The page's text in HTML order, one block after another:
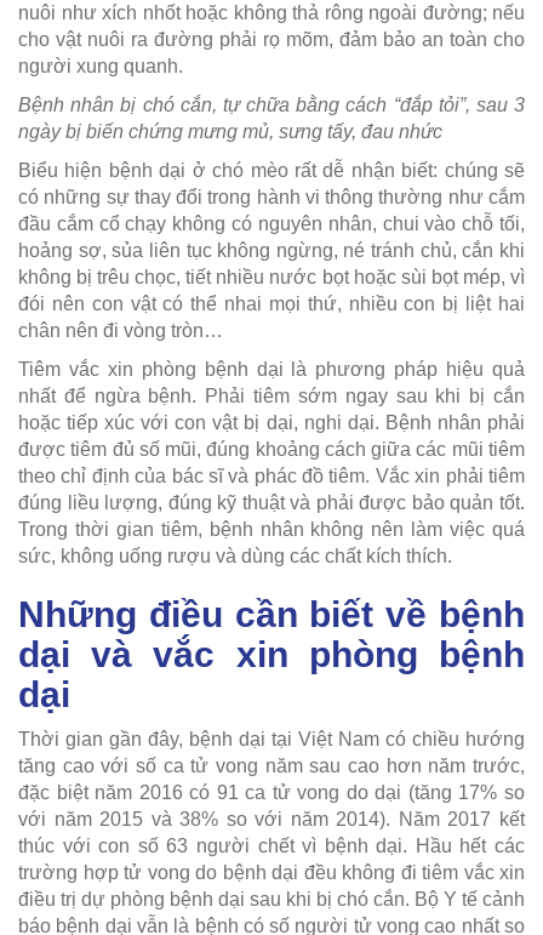
nuôi như xích nhốt hoặc không thả rông ngoài đường; nếu
cho vật nuôi ra đường phải rọ mõm, đảm bảo an toàn cho
người xung quanh.
Bệnh nhân bị chó cắn, tự chữa bằng cách “đắp tỏi”, sau 3
ngày bị biến chứng mưng mủ, sưng tấy, đau nhức
Biểu hiện bệnh dại ở chó mèo rất dễ nhận biết: chúng sẽ
có những sự thay đổi trong hành vi thông thường như cắm
đầu cắm cổ chạy không có nguyên nhân, chui vào chỗ tối,
hoảng sợ, sủa liên tục không ngừng, né tránh chủ, cắn khi
không bị trêu chọc, tiết nhiều nước bọt hoặc sùi bọt mép, vì
đói nên con vật có thể nhai mọi thứ, nhiều con bị liệt hai
chân nên đi vòng tròn…
Tiêm vắc xin phòng bệnh dại là phương pháp hiệu quả
nhất để ngừa bệnh. Phải tiêm sớm ngay sau khi bị cắn
hoặc tiếp xúc với con vật bị dại, nghi dại. Bệnh nhân phải
được tiêm đủ số mũi, đúng khoảng cách giữa các mũi tiêm
theo chỉ định của bác sĩ và phác đồ tiêm. Vắc xin phải tiêm
đúng liều lượng, đúng kỹ thuật và phải được bảo quản tốt.
Trong thời gian tiêm, bệnh nhân không nên làm việc quá
sức, không uống rượu và dùng các chất kích thích.
Những điều cần biết về bệnh
dại và vắc xin phòng bệnh
dại
Thời gian gần đây, bệnh dại tại Việt Nam có chiều hướng
tăng cao với số ca tử vong năm sau cao hơn năm trước,
đặc biệt năm 2016 có 91 ca tử vong do dại (tăng 17% so
với năm 2015 và 38% so với năm 2014). Năm 2017 kết
thúc với con số 63 người chết vì bệnh dại. Hầu hết các
trường hợp tử vong do bệnh dại đều không đi tiêm vắc xin
điều trị dự phòng bệnh dại sau khi bị chó cắn. Bộ Y tế cảnh
báo bệnh dại vẫn là bệnh có số người tử vong cao nhất so